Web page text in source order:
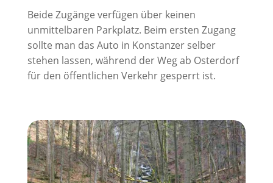
Beide Zugänge verfügen über keinen
unmittelbaren Parkplatz. Beim ersten Zugang
sollte man das Auto in Konstanzer selber
stehen lassen, während der Weg ab Osterdorf
für den öffentlichen Verkehr gesperrt ist.